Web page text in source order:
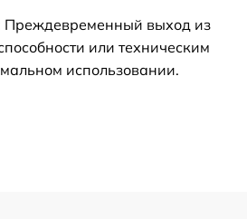
Преждевременный выход из
или техническим
использовании.